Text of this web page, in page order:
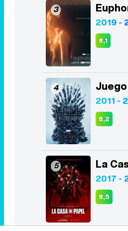
3
2019 -
8,1
4
2011 -
8,2
5 La
2017 -
8,5